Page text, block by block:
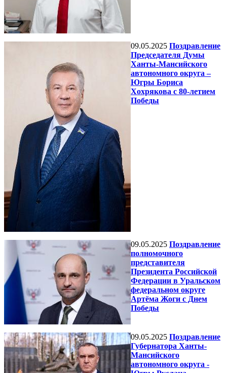
09.05.2025 Поздравление
Председателя Думы
Ханты-Мансийского
автономного округа –
Югры Бориса
Хохрякова с 80-летием
Победы
09.05.2025 Поздравление
полномочного
представителя
Президента Российской
Федерации в Уральском
федеральном округе
Артёма Жоги с Днем
Победы
09.05.2025 Поздравление
Губернатора Ханты-
Мансийского
автономного округа -